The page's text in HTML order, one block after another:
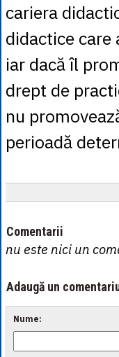
cariera
didactice care
iar dacă îl
drept de
nu
perioadă
Comentarii
nu este nici un
Adaugă un
Nume: